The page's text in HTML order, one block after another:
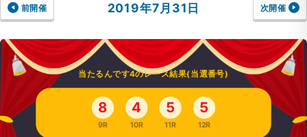
前開催 2019年7月31日 次開催
当たるんです4のレース結果(当選番号)
8
9R
4
10R
5
11R
5
12R